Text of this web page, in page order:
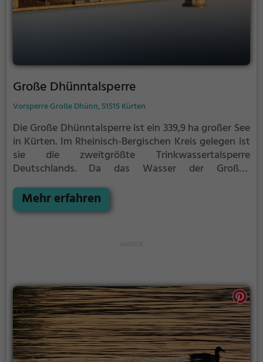
Große Dhünntalsperre
Vorsperre Große Dhünn, 51515 Kürten
Die Große Dhünntalsperre ist ein 339,9 ha großer See
in Kürten. Im Rheinisch-Bergischen Kreis gelegen ist
sie die zweitgrößte Trinkwassertalsperre
Deutschlands. Da das Wasser der Großen
genutzt wird, sind wassersportliche Aktivitäten
inklusive Baden verboten.
Mehr erfahren